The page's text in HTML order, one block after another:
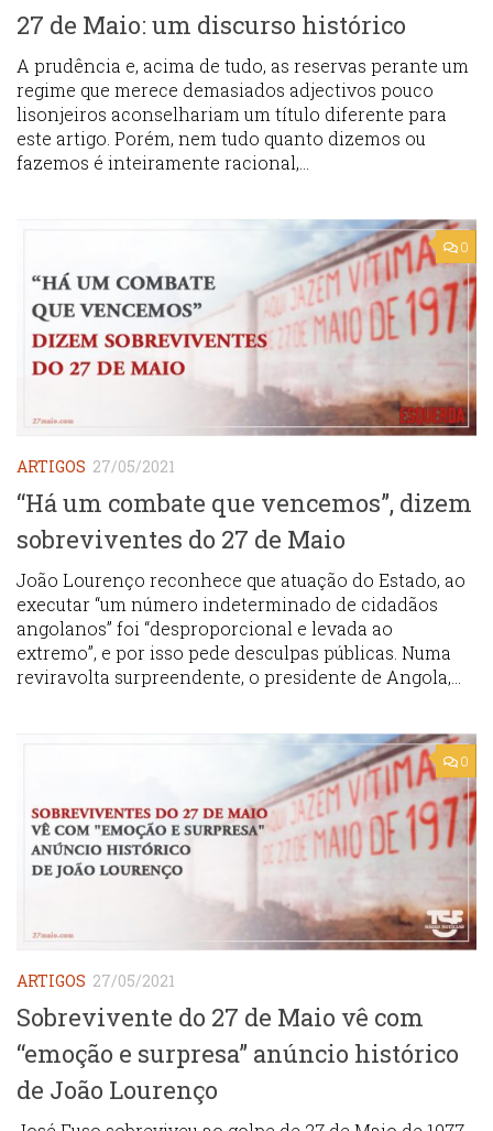
27 de Maio: um discurso histórico
A prudência e, acima de tudo, as reservas perante um
regime que merece demasiados adjectivos pouco
lisonjeiros aconselhariam um título diferente para
este artigo. Porém, nem tudo quanto dizemos ou
fazemos é inteiramente racional,...
0
ARTIGOS 27/05/2021
“Há um combate que vencemos”, dizem
sobreviventes do 27 de Maio
João Lourenço reconhece que atuação do Estado, ao
executar “um número indeterminado de cidadãos
angolanos” foi “desproporcional e levada ao
extremo”, e por isso pede desculpas públicas. Numa
reviravolta surpreendente, o presidente de Angola,...
0
ARTIGOS 27/05/2021
Sobrevivente do 27 de Maio vê com
“emoção e surpresa” anúncio histórico
de João Lourenço